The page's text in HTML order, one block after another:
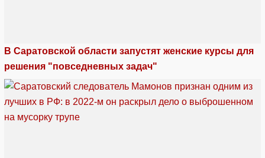
В Саратовской области запустят женские курсы для
решения "повседневных задач"